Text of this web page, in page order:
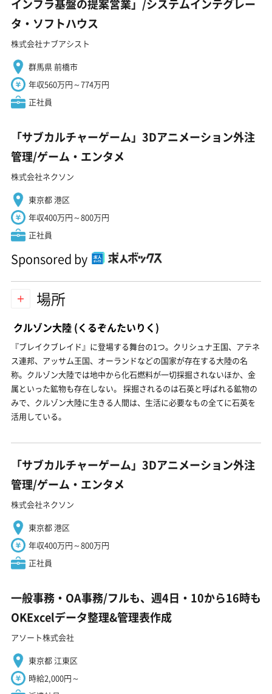
インフラ基盤の提案営業」/システムインテグレー
タ・ソフトハウス
株式会社ナブアシスト
群馬県 前橋市
年収560万円～774万円
正社員
「サブカルチャーゲーム」3Dアニメーション外注
管理/ゲーム・エンタメ
株式会社ネクソン
東京都 港区
年収400万円～800万円
正社員
Sponsored by
場所
クルゾン大陸 (くるぞんたいりく)
『ブレイクブレイド』に登場する舞台の1つ。クリシュナ王国、アテネ
ス連邦、アッサム王国、オーランドなどの国家が存在する大陸の名
称。クルゾン大陸では地中から化石燃料が一切採掘されないほか、金
属といった鉱物も存在しない。 採掘されるのは石英と呼ばれる鉱物の
みで、クルゾン大陸に生きる人間は、生活に必要なもの全てに石英を
活用している。
「サブカルチャーゲーム」3Dアニメーション外注
管理/ゲーム・エンタメ
株式会社ネクソン
東京都 港区
年収400万円～800万円
正社員
一般事務・OA事務/フルも、週4日・10から16時も
OKExcelデータ整理&管理表作成
アソート株式会社
東京都 江東区
時給2,000円～